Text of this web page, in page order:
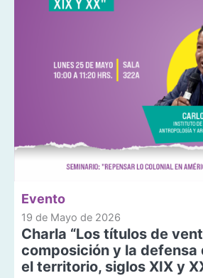
Evento
19 de Mayo de 2026
Charla “Los títulos de
composición y la defensa
el territorio, siglos XIX y